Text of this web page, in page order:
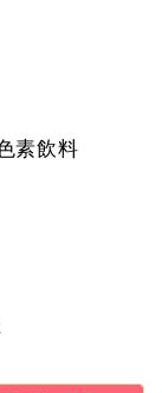
素飲料